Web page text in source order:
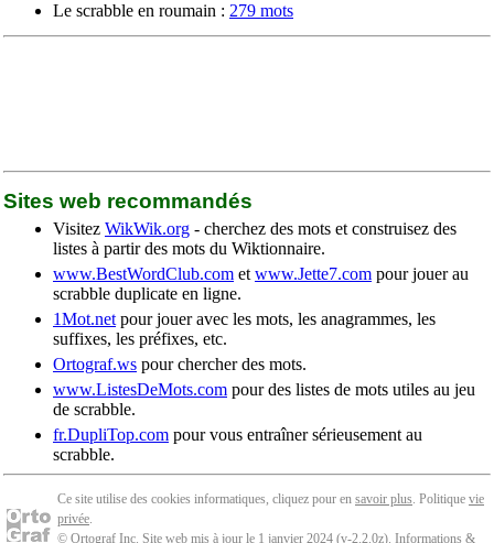
Le scrabble en roumain : 279 mots
Sites web recommandés
Visitez WikWik.org - cherchez des mots et construisez des
listes à partir des mots du Wiktionnaire.
www.BestWordClub.com et www.Jette7.com pour jouer au
scrabble duplicate en ligne.
1Mot.net pour jouer avec les mots, les anagrammes, les
suffixes, les préfixes, etc.
Ortograf.ws pour chercher des mots.
www.ListesDeMots.com pour des listes de mots utiles au jeu
de scrabble.
fr.DupliTop.com pour vous entraîner sérieusement au
scrabble.
Ce site utilise des cookies informatiques, cliquez pour en savoir plus. Politique vie
privée.
© Ortograf Inc. Site web mis à jour le 1 janvier 2024 (v-2.2.0z). Informations &